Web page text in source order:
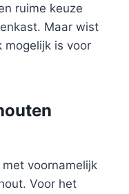
ruime keuze
Maar wist
mogelijk is voor
voornamelijk
Voor het